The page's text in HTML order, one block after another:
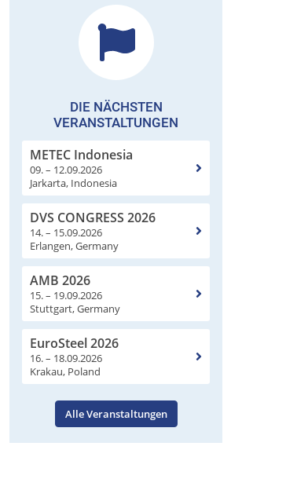
DIE NÄCHSTEN
VERANSTALTUNGEN
METEC Indonesia
09. – 12.09.2026
Jarkarta, Indonesia
DVS CONGRESS 2026
14. – 15.09.2026
Erlangen, Germany
AMB 2026
15. – 19.09.2026
Stuttgart, Germany
EuroSteel 2026
16. – 18.09.2026
Krakau, Poland
Alle Veranstaltungen